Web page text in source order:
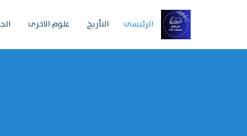
الرئیسی التأريخ علوم الاخرى